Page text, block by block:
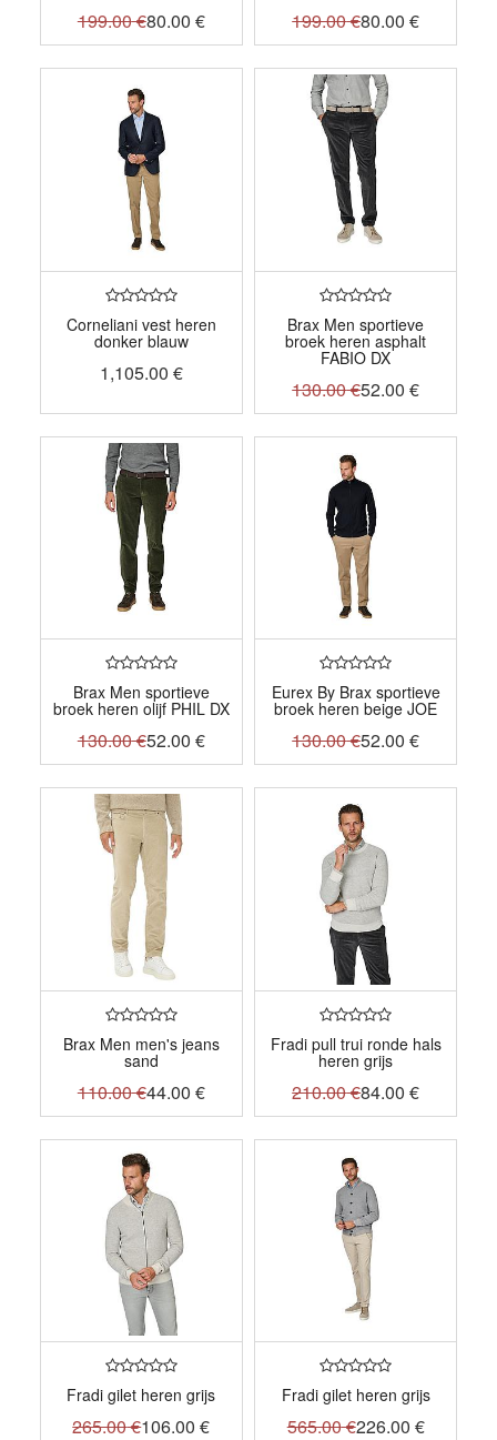
199.00€80.00 € 199.00€80.00 €
Corneliani vest heren
donker blauw
1,105.00 €
Brax Men sportieve
broek heren asphalt
FABIO DX
130.00€52.00 €
Brax Men sportieve
broek heren olijf PHIL DX
130.00€52.00 €
Eurex By Brax sportieve
broek heren beige JOE
130.00€52.00 €
Brax Men men's jeans
sand
110.00€44.00 €
Fradi pull trui ronde hals
heren grijs
210.00€84.00 €
Fradi gilet heren grijs
265.00€106.00 €
Fradi gilet heren grijs
565.00€226.00 €